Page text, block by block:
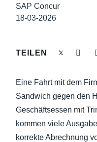
NACHHALTIGKEIT BEI
SAP Concur
18-03-2026
TEILEN
Eine Fahrt mit dem
Sandwich gegen den
Geschäftsessen mit
kommen viele
korrekte Abrechnung